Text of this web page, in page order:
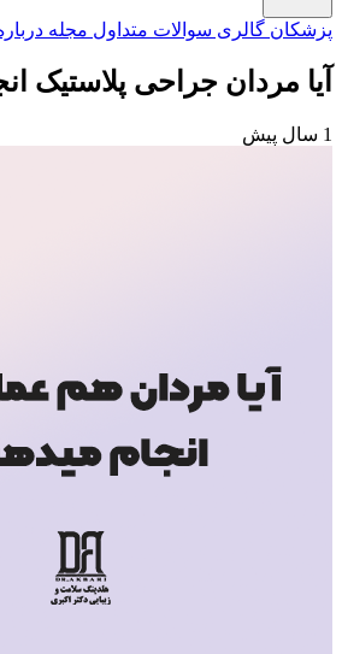
پزشکان گالری سوالات متداول مجله
آیا مردان جراحی پلاستیک
1 سال پیش